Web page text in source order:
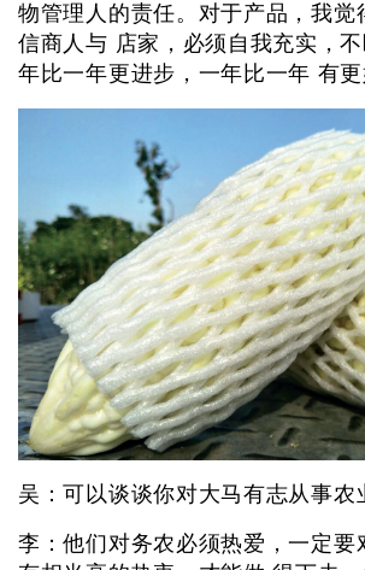
物管理人的责任。对于产品，我觉
信商人与 店家，必须自我充实，
年比一年更进步，一年比一年 有更
吴：可以谈谈你对大马有志从事农
李：他们对务农必须热爱，一定要